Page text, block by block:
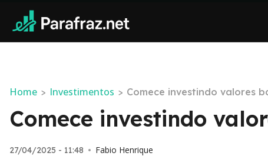
Home > Investimentos > Comece investindo valores
Comece investindo
27/04/2025 - 11:48 • Fabio Henrique